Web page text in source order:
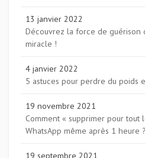
13 janvier 2022
Découvrez la force de guérison
miracle !
4 janvier 2022
5 astuces pour perdre du poids
19 novembre 2021
Comment « supprimer pour tout
WhatsApp même après 1 heure ?
19 septembre 2021